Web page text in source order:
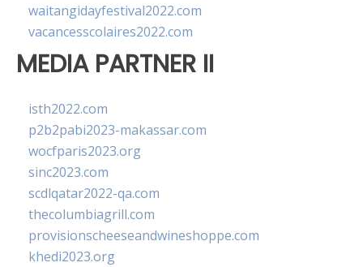
waitangidayfestival2022.com
vacancesscolaires2022.com
MEDIA PARTNER II
isth2022.com
p2b2pabi2023-makassar.com
wocfparis2023.org
sinc2023.com
scdlqatar2022-qa.com
thecolumbiagrill.com
provisionscheeseandwineshoppe.com
khedi2023.org